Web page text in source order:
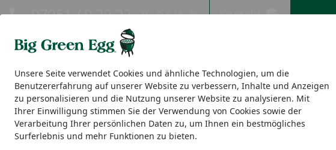
Unsere Seite verwendet Cookies und ähnliche Technologien, um die
Benutzererfahrung auf unserer Website zu verbessern, Inhalte und Anzeigen
zu personalisieren und die Nutzung unserer Website zu analysieren. Mit
Ihrer Einwilligung stimmen Sie der Verwendung von Cookies sowie der
Verarbeitung Ihrer persönlichen Daten zu, um Ihnen ein bestmögliches
Surferlebnis und mehr Funktionen zu bieten.
Eigene Montage-Teams
07051 / 9 22 22 Mo-Fr. 8-16 Uhr Kontakt
EGGs EGG Nest, Tische & Seitentische Modulare EGG-Outdoorküche
Startseite
Ersatzteile Mini Big Green Egg Handle Kit Acacia MINI